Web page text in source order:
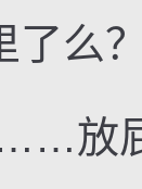
了么
屁